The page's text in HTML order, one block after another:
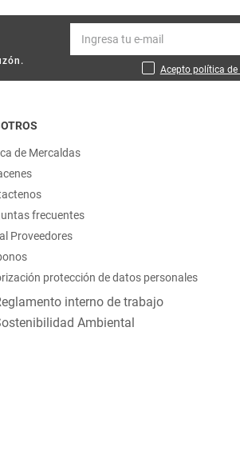
Acepto política
de Mercaldas
frecuentes
Proveedores
protección de datos personales
interno de trabajo
Ambiental